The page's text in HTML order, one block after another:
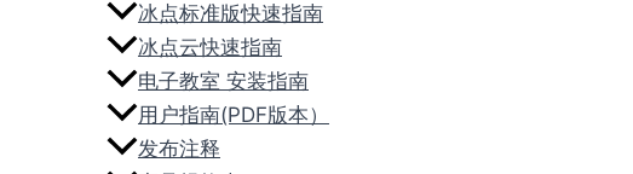
冰点标准版快速指南
冰点云快速指南
电子教室 安装指南
用户指南(PDF版本）
发布注释